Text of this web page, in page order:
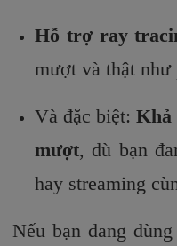
Hỗ trợ ray
mượt và thật như
Và đặc biệt:Khả
mượt, dù bạn
hay streaming
Nếu bạn đang